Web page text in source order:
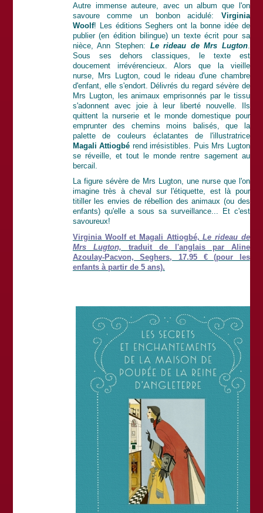
Autre immense auteure, avec un album que l'on
savoure comme un bonbon acidulé: Virginia
Woolf! Les éditions Seghers ont la bonne idée de
publier (en édition bilingue) un texte écrit pour sa
nièce, Ann Stephen: Le rideau de Mrs Lugton.
Sous ses dehors classiques, le texte est
doucement irrévérencieux. Alors que la vieille
nurse, Mrs Lugton, coud le rideau d'une chambre
d'enfant, elle s'endort. Délivrés du regard sévère de
Mrs Lugton, les animaux emprisonnés par le tissu
s'adonnent avec joie à leur liberté nouvelle. Ils
quittent la nurserie et le monde domestique pour
emprunter des chemins moins balisés, que la
palette de couleurs éclatantes de l'illustratrice
Magali Attiogbé rend irrésistibles. Puis Mrs Lugton
se réveille, et tout le monde rentre sagement au
bercail.
La figure sévère de Mrs Lugton, une nurse que l'on
imagine très à cheval sur l'étiquette, est là pour
titiller les envies de rébellion des animaux (ou des
enfants) qu'elle a sous sa surveillance... Et c'est
savoureux!
Virginia Woolf et Magali Attiogbé,Le rideau de
Mrs Lugton, traduit de l'anglais par Aline
Azoulay-Pacvon, Seghers, 17.95 € (pour les
enfants à partir de 5 ans).